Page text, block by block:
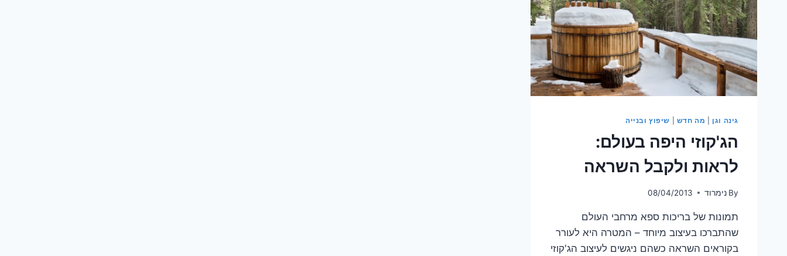
גינה וגן מה חדש שיפוץ ובנייה
הג'קוזי היפה בעולם:
לראות ולקבל השראה
By נימרוד 08/04/2013
תמונות של בריכות ספא מרחבי העולם
שהתברכו בעיצוב מיוחד – המטרה היא לעורר
בקוראים השראה כשהם ניגשים לעיצוב הג'קוזי